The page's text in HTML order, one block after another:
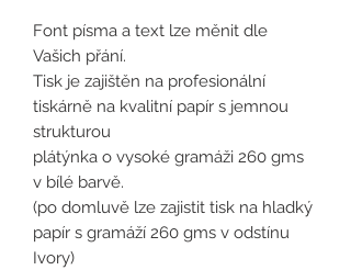
Font písma a text lze měnit dle
Vašich přání.
Tisk je zajištěn na profesionální
tiskárně na kvalitní papír s jemnou
strukturou
plátýnka o vysoké gramáži 260 gms
v bílé barvě.
(po domluvě lze zajistit tisk na hladký
papír s gramáží 260 gms v odstínu
Ivory)